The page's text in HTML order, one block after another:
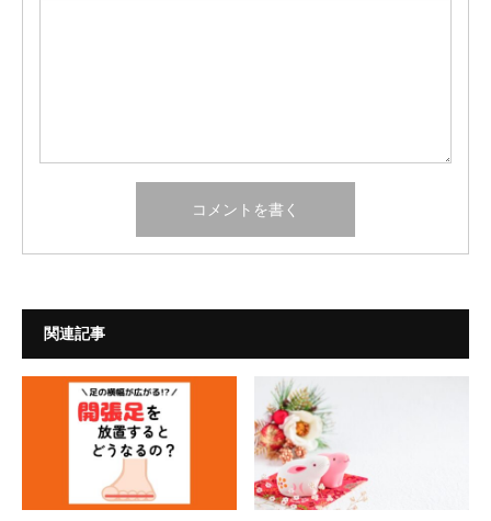
関連記事